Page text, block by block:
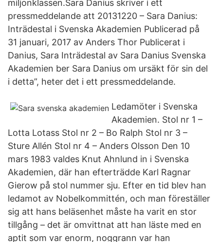
miljonklassen.Sara Danius skriver i ett
pressmeddelande att 20131220 – Sara Danius:
Inträdestal i Svenska Akademien Publicerad på
31 januari, 2017 av Anders Thor Publicerat i
Danius, Sara Inträdestal av Sara Danius Svenska
Akademien ber Sara Danius om ursäkt för sin del
i detta”, heter det i ett pressmeddelande.
Ledamöter i Svenska
Akademien. Stol nr 1 –
Lotta Lotass Stol nr 2 – Bo Ralph Stol nr 3 –
Sture Allén Stol nr 4 – Anders Olsson Den 10
mars 1983 valdes Knut Ahnlund in i Svenska
Akademien, där han efterträdde Karl Ragnar
Gierow på stol nummer sju. Efter en tid blev han
ledamot av Nobelkommittén, och man föreställer
sig att hans beläsenhet måste ha varit en stor
tillgång – det är omvittnat att han läste med en
aptit som var enorm, noggrann var han